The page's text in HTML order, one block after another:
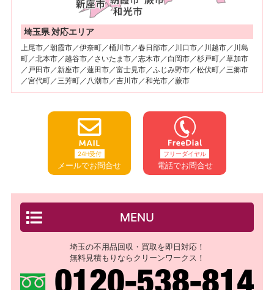
埼玉県 対応エリア
上尾市／朝霞市／伊奈町／桶川市／春日部市／川口市／川越市／川島
町／北本市／越谷市／さいたま市／志木市／白岡市／杉戸町／草加市
／戸田市／新座市／蓮田市／富士見市／ふじみ野市／松伏町／三郷市
／宮代町／三芳町／八潮市／吉川市／和光市／蕨市
24H受付
メールでお問合せ
フリーダイヤル
電話でお問合せ
MENU
埼玉の不用品回収・買取を即日対応！
無料見積もりならクリーンワークス！